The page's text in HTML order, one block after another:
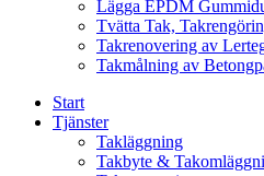
Lägga EPDM
Tvätta Tak,
Takrenovering av
Takmålning av
Start
Tjänster
Takläggning
Takbyte &